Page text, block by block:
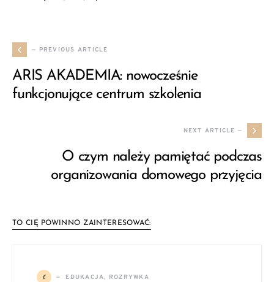
— PREVIOUS ARTICLE
ARIS AKADEMIA: nowocześnie
funkcjonujące centrum szkolenia
NEXT ARTICLE —
O czym należy pamiętać podczas
organizowania domowego przyjęcia
TO CIĘ POWINNO ZAINTERESOWAĆ:
E EDUKACJA, ROZRYWKA